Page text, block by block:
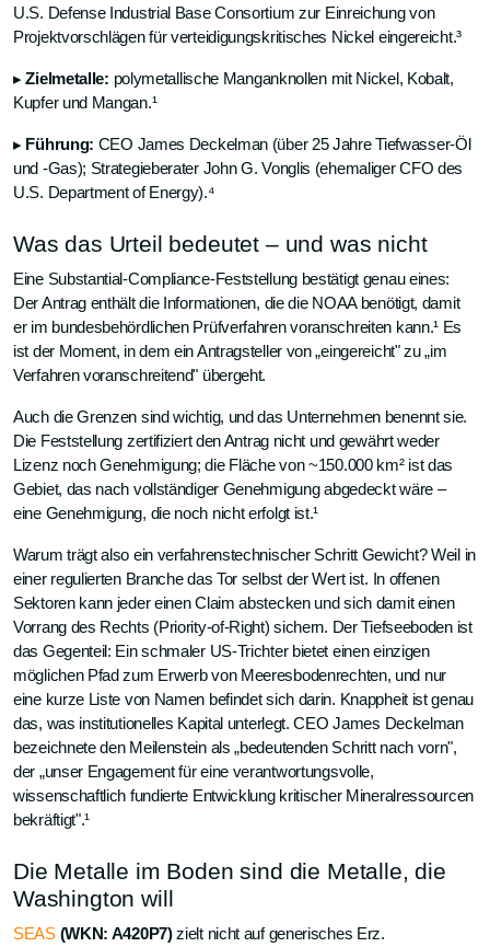
U.S. Defense Industrial Base Consortium zur Einreichung von
Projektvorschlägen für verteidigungskritisches Nickel eingereicht.³
▸Zielmetalle: polymetallische Manganknollen mit Nickel, Kobalt,
Kupfer und Mangan.¹
▸ Führung: CEO James Deckelman (über 25 Jahre Tiefwasser-Öl
und -Gas); Strategieberater John G. Vonglis (ehemaliger CFO des
U.S. Department of Energy).⁴
Was das Urteil bedeutet – und was nicht
Eine Substantial-Compliance-Feststellung bestätigt genau eines:
Der Antrag enthält die Informationen, die die NOAA benötigt, damit
er im bundesbehördlichen Prüfverfahren voranschreiten kann.¹ Es
ist der Moment, in dem ein Antragsteller von „eingereicht" zu „im
Verfahren voranschreitend" übergeht.
Auch die Grenzen sind wichtig, und das Unternehmen benennt sie.
Die Feststellung zertifiziert den Antrag nicht und gewährt weder
Lizenz noch Genehmigung; die Fläche von ~150.000 km² ist das
Gebiet, das nach vollständiger Genehmigung abgedeckt wäre –
eine Genehmigung, die noch nicht erfolgt ist.¹
Warum trägt also ein verfahrenstechnischer Schritt Gewicht? Weil in
einer regulierten Branche das Tor selbst der Wert ist. In offenen
Sektoren kann jeder einen Claim abstecken und sich damit einen
Vorrang des Rechts (Priority-of-Right) sichern. Der Tiefseeboden ist
das Gegenteil: Ein schmaler US-Trichter bietet einen einzigen
möglichen Pfad zum Erwerb von Meeresbodenrechten, und nur
eine kurze Liste von Namen befindet sich darin. Knappheit ist genau
das, was institutionelles Kapital unterlegt. CEO James Deckelman
bezeichnete den Meilenstein als „bedeutenden Schritt nach vorn",
der „unser Engagement für eine verantwortungsvolle,
wissenschaftlich fundierte Entwicklung kritischer Mineralressourcen
bekräftigt".¹
Die Metalle im Boden sind die Metalle, die
Washington will
SEAS (WKN: A420P7)zielt nicht auf generisches Erz.